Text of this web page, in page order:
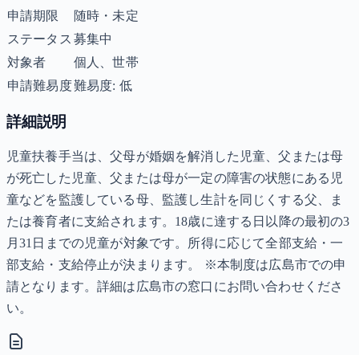
申請期限
随時・未定
ステータス 募集中
対象者
個人、世帯
申請難易度難易度: 低
詳細説明
児童扶養手当は、父母が婚姻を解消した児童、父または母
が死亡した児童、父または母が一定の障害の状態にある児
童などを監護している母、監護し生計を同じくする父、ま
たは養育者に支給されます。18歳に達する日以降の最初の3
月31日までの児童が対象です。所得に応じて全部支給・一
部支給・支給停止が決まります。 ※本制度は広島市での申
請となります。詳細は広島市の窓口にお問い合わせくださ
い。